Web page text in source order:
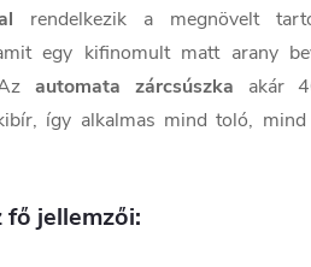
rendelkezik a megnövelt
egy kifinomult matt arany
Azautomata zárcsúszka akár
így alkalmas mind toló, mind
fő jellemzői: